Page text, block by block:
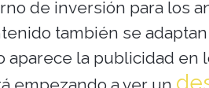
de inversión para los
también se
aparece la publicidad en